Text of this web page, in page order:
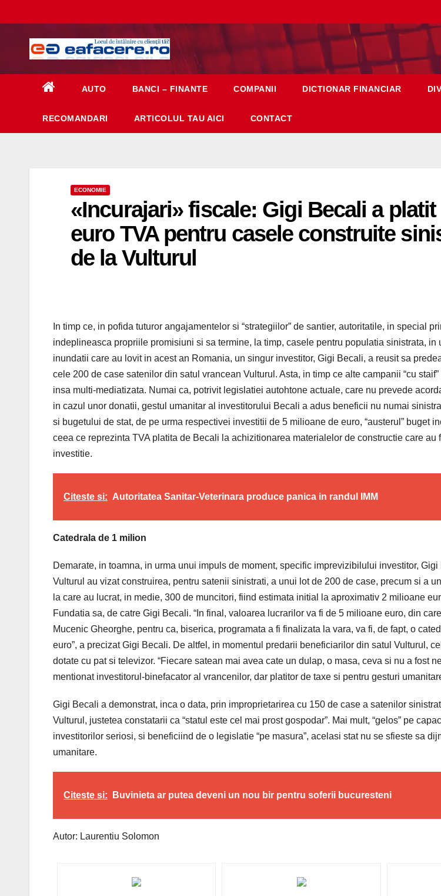
to
AUTO BANCI – FINANTE COMPANII DICTIONAR FINANCIAR
RECOMANDARI ARTICOLUL TAU AICI CONTACT
ECONOMIE
«Incurajari» fiscale: Gigi Becali a
euro TVA pentru casele construite
de la Vulturul
In timp ce, in pofida tuturor angajamentelor si “strategiilor” de santier, autoritatile, in special
indeplineasca propriile promisiuni si sa termine, la timp, casele pentru populatia sinistrata, in
inundatii care au lovit in acest an Romania, un singur investitor, Gigi Becali, a reusit sa
cele 200 de case satenilor din satul vrancean Vulturul. Asta, in timp ce alte campanii “cu staif”
insa multi-mediatizata. Numai ca, potrivit legislatiei autohtone actuale, care nu prevede
in cazul unor donatii, gestul umanitar al investitorului Becali a adus beneficii nu numai
si bugetului de stat, de pe urma respectivei investitii de 5 milioane de euro, “austerul” buget
ceea ce reprezinta TVA platita de Becali la achizitionarea materialelor de constructie care au
investitie.
Citeste si: Autoritatea Sanitar-Veterinara produce panica in randul IMM
Catedrala de 1 milion
Demarate, in toamna, in urma unui impuls de moment, specific imprevizibilului investitor,
Vulturul au vizat construirea, pentru satenii sinistrati, a unui lot de 200 de case, precum si a
la care au lucrat, in medie, 300 de muncitori, fiind estimata initial la aproximativ 2 milioane
Fundatia sa, de catre Gigi Becali. “In final, valoarea lucrarilor va fi de 5 milioane euro, din
Mucenic Gheorghe, pentru ca, biserica, programata a fi finalizata la vara, va fi, de fapt, o
euro”, a precizat Gigi Becali. De altfel, in momentul predarii beneficiarilor din satul Vulturul,
dotate cu pat si televizor. “Fiecare satean mai avea cate un dulap, o masa, ceva si nu a fost
mentionat investitorul-binefacator al vrancenilor, dar platitor de taxe si pentru gesturi
Gigi Becali a demonstrat, inca o data, prin improprietarirea cu 150 de case a satenilor
Vulturul, justetea constatarii ca “statul este cel mai prost gospodar”. Mai mult, “gelos” pe
investitorilor seriosi, si beneficiind de o legislatie “pe masura”, acelasi stat nu se sfieste sa
umanitare.
Citeste si: Buvinieta ar putea deveni un nou bir pentru soferii bucuresteni
Autor: Laurentiu Solomon